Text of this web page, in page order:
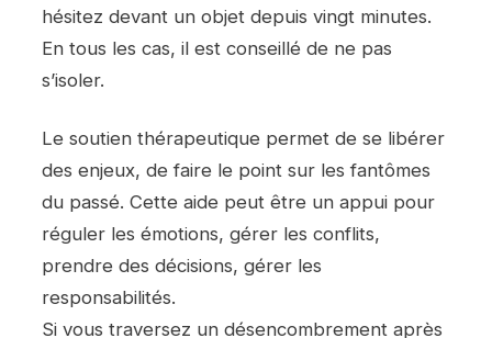
hésitez devant un objet depuis vingt minutes.
En tous les cas, il est conseillé de ne pas
s’isoler.
Le soutien thérapeutique permet de se libérer
des enjeux, de faire le point sur les fantômes
du passé. Cette aide peut être un appui pour
réguler les émotions, gérer les conflits,
prendre des décisions, gérer les
responsabilités.
Si vous traversez un désencombrement après